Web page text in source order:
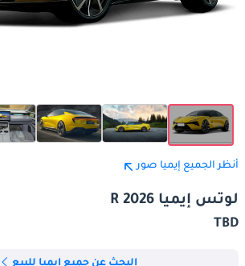
أنظر الجميع إيميا صور
لوتس إيميا R 2026
TBD
البحث عن جميع إيميا للبيع